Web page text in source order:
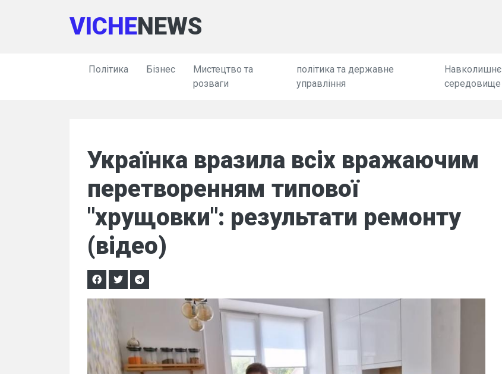
VICHENEWS
Політика Бізнес
Мистецтво та
розваги
політика та державне
управління
Навколишнє
середовище
Українка вразила всіх вражаючим
перетворенням типової
"хрущовки": результати ремонту
(відео)